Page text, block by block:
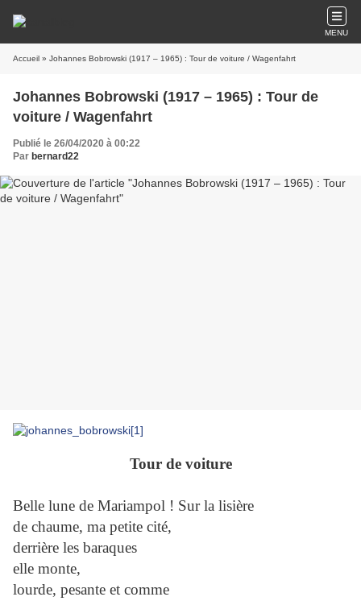
MENU
Accueil » Johannes Bobrowski (1917 – 1965) : Tour de voiture / Wagenfahrt
Johannes Bobrowski (1917 – 1965) : Tour de
voiture / Wagenfahrt
Publié le 26/04/2020 à 00:22
Par bernard22
Tour de voiture
Belle lune de Mariampol ! Sur la lisière
de chaume, ma petite cité,
derrière les baraques
elle monte,
lourde, pesante et comme